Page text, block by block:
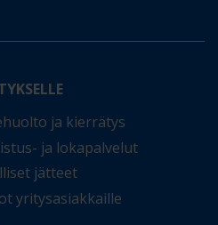
ja kierrätys
ja lokapalvelut
jätteet
yritysasiakkaille